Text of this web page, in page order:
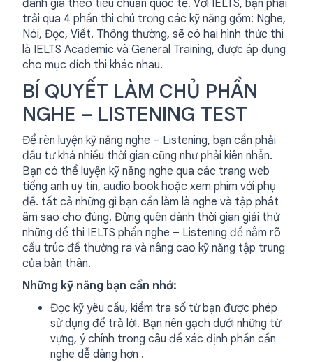
đánh giá theo tiêu chuẩn quốc tế. Với IELTS, bạn phải
trải qua 4 phần thi chú trọng các kỹ năng gồm: Nghe,
Nói, Đọc, Viết. Thông thường, sẽ có hai hình thức thi
là IELTS Academic và General Training, được áp dụng
cho mục đích thi khác nhau.
BÍ QUYẾT LÀM CHỦ PHẦN
NGHE – LISTENING TEST
Để rèn luyện kỹ năng nghe – Listening, bạn cần phải
đầu tư khá nhiều thời gian cũng như phải kiên nhẫn.
Bạn có thể luyện kỹ năng nghe qua các trang web
tiếng anh uy tín, audio book hoặc xem phim với phụ
đề. tất cả những gì bạn cần làm là nghe và tập phát
âm sao cho đúng. Đừng quên dành thời gian giải thử
những đề thi IELTS phần nghe – Listening để nắm rõ
cấu trúc đề thường ra và nâng cao kỹ năng tập trung
của bản thân.
Những kỹ năng bạn cần nhớ:
Đọc kỹ yêu cầu, kiểm tra số từ bạn được phép
sử dụng để trả lời. Bạn nên gạch dưới những từ
vựng, ý chính trong câu để xác định phần cần
nghe dễ dàng hơn .